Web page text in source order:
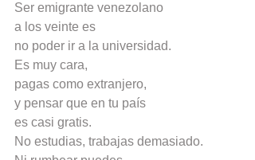
Ser emigrante venezolano
a los veinte es
no poder ir a la universidad.
Es muy cara,
pagas como extranjero,
y pensar que en tu país
es casi gratis.
No estudias, trabajas demasiado.